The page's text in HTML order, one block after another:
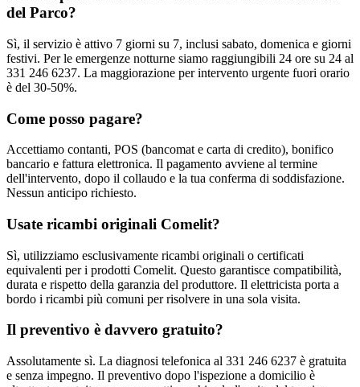
del Parco?
Sì, il servizio è attivo 7 giorni su 7, inclusi sabato, domenica e giorni
festivi. Per le emergenze notturne siamo raggiungibili 24 ore su 24 al
331 246 6237. La maggiorazione per intervento urgente fuori orario
è del 30-50%.
Come posso pagare?
Accettiamo contanti, POS (bancomat e carta di credito), bonifico
bancario e fattura elettronica. Il pagamento avviene al termine
dell'intervento, dopo il collaudo e la tua conferma di soddisfazione.
Nessun anticipo richiesto.
Usate ricambi originali Comelit?
Sì, utilizziamo esclusivamente ricambi originali o certificati
equivalenti per i prodotti Comelit. Questo garantisce compatibilità,
durata e rispetto della garanzia del produttore. Il elettricista porta a
bordo i ricambi più comuni per risolvere in una sola visita.
Il preventivo è davvero gratuito?
Assolutamente sì. La diagnosi telefonica al 331 246 6237 è gratuita
e senza impegno. Il preventivo dopo l'ispezione a domicilio è